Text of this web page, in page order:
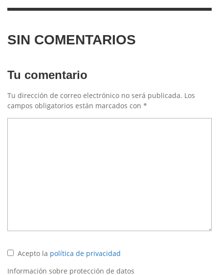
SIN COMENTARIOS
Tu comentario
Tu dirección de correo electrónico no será publicada. Los
campos obligatorios están marcados con *
Acepto la política de privacidad
Información sobre protección de datos